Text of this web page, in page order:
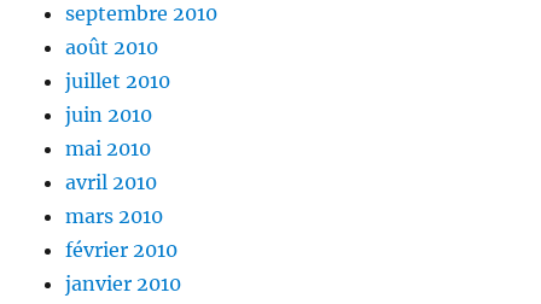
septembre 2010
août 2010
juillet 2010
juin 2010
mai 2010
avril 2010
mars 2010
février 2010
janvier 2010